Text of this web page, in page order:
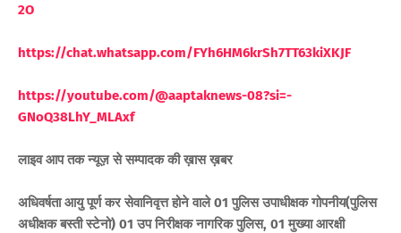
2O
https://chat.whatsapp.com/FYh6HM6krSh7TT63kiXKJF
https://youtube.com/@aaptaknews-08?si=-
GNoQ38LhY_MLAxf
लाइव आप तक न्यूज़ से सम्पादक की ख़ास ख़बर
अधिवर्षता आयु पूर्ण कर सेवानिवृत्त होने वाले 01 पुलिस उपाधीक्षक गोपनीय(पुलिस
अधीक्षक बस्ती स्टेनो) 01 उप निरीक्षक नागरिक पुलिस, 01 मुख्या आरक्षी